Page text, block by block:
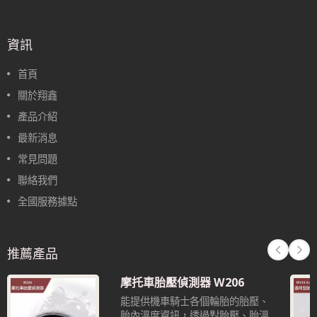
資訊
首頁
關於翔鑫
產品介紹
最新消息
常見問題
聯絡我們
全國服務據點
推薦產品
摩托車胎壓偵測器 W206
能提供機車騎士各個輪胎的胎壓、